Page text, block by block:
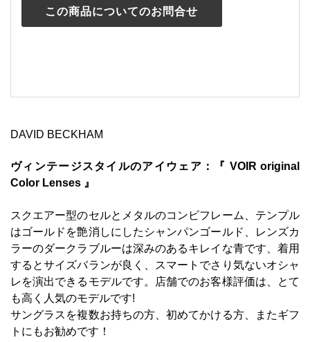
この商品についてのお問合せ
DAVID BECKHAM
ヴィンテージスタイルのアイウェア：『 VOIR original
Color Lenses 』
スクエアー型のセルとメタルのコンビフレーム、テンプル
はゴールドを艶消しにしたシャンパンゴールド、レンズカ
ラーのダークラブルーは深みのあるキレイな青です、着用
するとサイズバランが良く、スマートでさり気ないオシャ
レを演出できるモデルです。店舗でのお客様評価は、とて
も高く人気のモデルです!
サングラスを複数お持ちの方、初めてかける方、またギフ
トにもお勧めです！